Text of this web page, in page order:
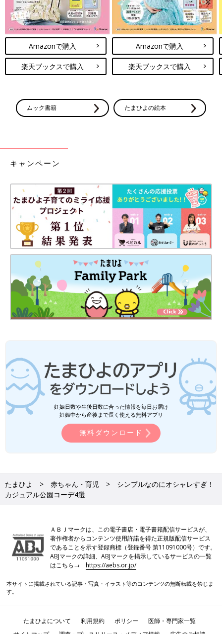
Amazonで購入
楽天ブックスで購入
Amazonで購入
楽天ブックスで購入
ムック書籍 たまひよの絵本
キャンペーン
妊娠日数や生後日数に合った情報を毎日お届け
妊娠中から産後まで長く使える無料アプリ
無料ダウンロード
たまひよ 赤ちゃん・育児
シンプルなのにオシャレすぎ！
カジュアル公園コーデ4選
ＡＢＪマークは、この電子書店・電子書籍配信サービスが、
著作権者からコンテンツ使用許諾を得た正規版配信サービス
であることを示す登録商標（登録番号 第11091000号）です。
ABJマークの詳細、ABJマークを掲示しているサービスの一覧
はこちら→https://aebs.or.jp/
本サイトに掲載されている記事・写真・イラスト等のコンテンツの無断転載を禁じま
す。
たまひよについて 利用規約 ポリシー
医師・専門家一覧